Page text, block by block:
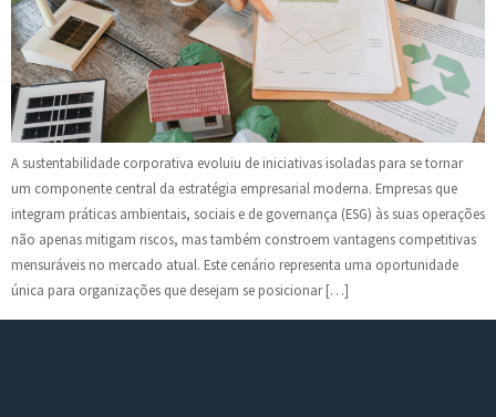
A sustentabilidade corporativa evoluiu de iniciativas isoladas para se tornar
um componente central da estratégia empresarial moderna. Empresas que
integram práticas ambientais, sociais e de governança (ESG) às suas operações
não apenas mitigam riscos, mas também constroem vantagens competitivas
mensuráveis no mercado atual. Este cenário representa uma oportunidade
única para organizações que desejam se posicionar […]